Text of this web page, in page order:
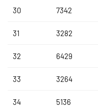
30 7342
31 3282
32 6429
33 3264
34 5136